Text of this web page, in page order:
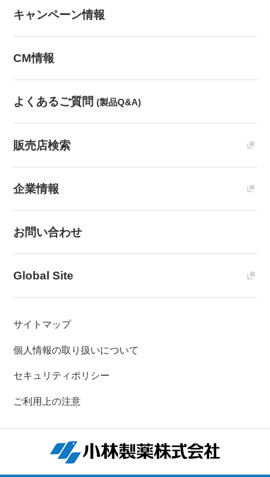
キャンペーン情報
CM情報
よくあるご質問 (製品Q&A)
販売店検索
企業情報
お問い合わせ
Global Site
サイトマップ
個人情報の取り扱いについて
セキュリティポリシー
ご利用上の注意